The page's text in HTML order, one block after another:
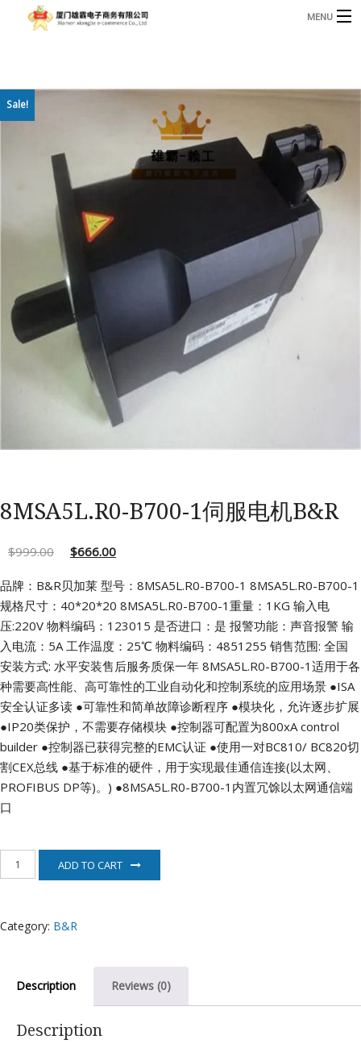
MENU
首页
关于我们
联系我们
Sale!
8MSA5L.R0-B700-1伺服电机B&R
$999.00 $666.00
品牌：B&R贝加莱 型号：8MSA5L.R0-B700-1 8MSA5L.R0-B700-1
规格尺寸：40*20*20 8MSA5L.R0-B700-1重量：1KG 输入电
压:220V 物料编码：123015 是否进口：是 报警功能：声音报警 输
入电流：5A工作温度：25℃ 物料编码：4851255 销售范围: 全国
安装方式: 水平安装售后服务质保一年 8MSA5L.R0-B700-1适用于各
种需要高性能、高可靠性的工业自动化和控制系统的应用场景 ●ISA
安全认证多读 ●可靠性和简单故障诊断程序 ●模块化，允许逐步扩展
●IP20类保护，不需要存储模块 ●控制器可配置为800xA control
builder ●控制器已获得完整的EMC认证 ●使用一对BC810/ BC820切
割CEX总线 ●基于标准的硬件，用于实现最佳通信连接(以太网、
PROFIBUS DP等)。) ●8MSA5L.R0-B700-1内置冗馀以太网通信端
口
B700-
电
ADD TO CART
Category: B&R
Description Reviews (0)
Description